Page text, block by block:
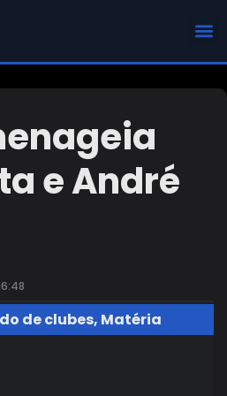
e André
de clubes, Matéria